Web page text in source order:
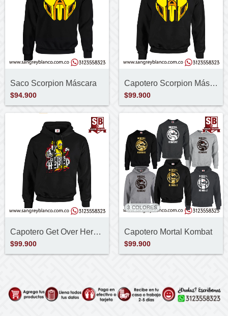
Saco Scorpion Máscara
$94.900
Capotero Scorpion Máscara
$99.900
Capotero Get Over Here! - Scorpion
$99.900
3 COLORES
Capotero Mortal Kombat
$99.900